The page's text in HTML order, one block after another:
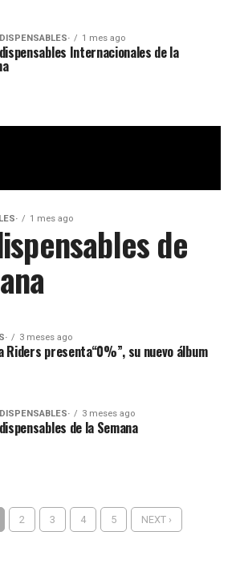
1 mes ago
Internacionales de la
1 mes ago
de
3 meses ago
Riders presenta“0%”, su nuevo álbum
3 meses ago
de la Semana
2 3 4 5 NEXT ›